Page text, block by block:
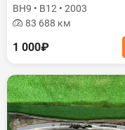
BH9 • B12 • 2003
83 688 км
1 000₽